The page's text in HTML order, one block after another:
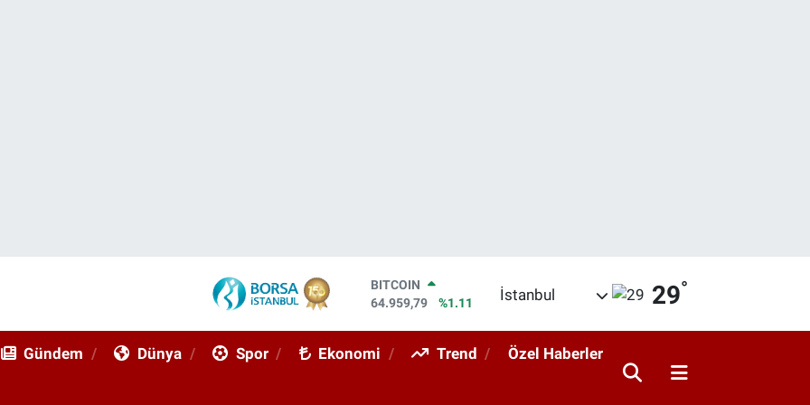
64.959,79
DOLAR
EURO
55,2510
%0.32
İstanbul 29°
Gündem Dünya Spor Ekonomi Trend Özel Haberler